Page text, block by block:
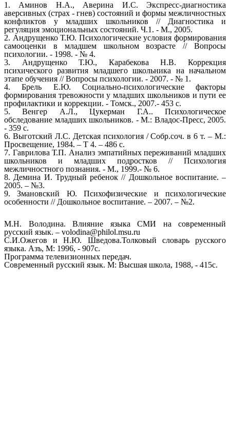
1. Аминов Н.А., Аверина И.С. Экспресс-диагностика
аверсивных (страх - гнев) состояний и формы межличностных
конфликтов у младших школьников // Диагностика и
регуляция эмоциональных состояний. Ч.1. - М., 2005.
2. Андрущенко Т.Ю. Психологические условия формирования
самооценки в младшем школьном возрасте // Вопросы
психологии. - 1998. - № 4.
3. Андрущенко Т.Ю., Карабекова Н.В. Коррекция
психического развития младшего школьника на начальном
этапе обучения // Вопросы психологии. - 2007. - № 1.
4. Брель Е.Ю. Социально-психологические факторы
формирования тревожности у младших школьников и пути ее
профилактики и коррекции. - Томск., 2007.- 453 с.
5. Венгер А.Л., Цукерман Г.А.. Психологическое
обследование младших школьников. - М.: Владос-Пресс, 2005.
- 359 с.
6. Выготский Л.С. Детская психология / Собр.соч. в 6 т. – М.:
Просвещение, 1984. – Т 4. – 486 с.
7. Гаврилова Т.П. Анализ эмпатийных переживаний младших
школьников и младших подростков // Психология
межличностного познания. - М., 1999.- № 6.
8. Демина И. Трудный ребенок // Дошкольное воспитание. –
2005. – №3.
9. Змановский Ю. Психофизические и психологические
особенности // Дошкольное воспитание. – 2007. – №2.
М.Н. Володина. Влияние языка СМИ на современный
русский язык. – volodina@philol.msu.ru
С.И.Ожегов и Н.Ю. Шведова.Толковый словарь русского
языка. Азъ, М: 1996, - 907с.
Программа телевизионных передач.
Современный русский язык. М: Высшая школа, 1988, - 415с.